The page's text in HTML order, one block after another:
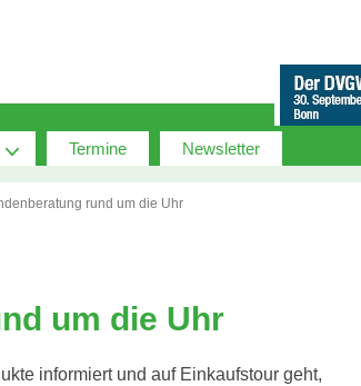
Termine Newsletter
rund um die Uhr
um die Uhr
informiert und auf Einkaufstour geht,